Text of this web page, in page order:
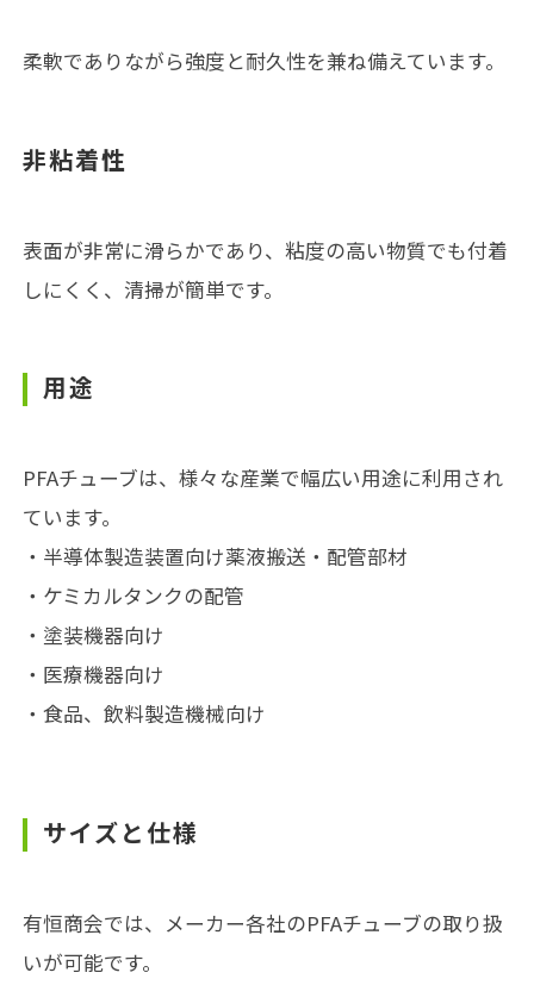
柔軟でありながら強度と耐久性を兼ね備えています。
非粘着性
表面が非常に滑らかであり、粘度の高い物質でも付着
しにくく、清掃が簡単です。
用途
PFAチューブは、様々な産業で幅広い用途に利用され
ています。
・半導体製造装置向け薬液搬送・配管部材
・ケミカルタンクの配管
・塗装機器向け
・医療機器向け
・食品、飲料製造機械向け
サイズと仕様
有恒商会では、メーカー各社のPFAチューブの取り扱
いが可能です。